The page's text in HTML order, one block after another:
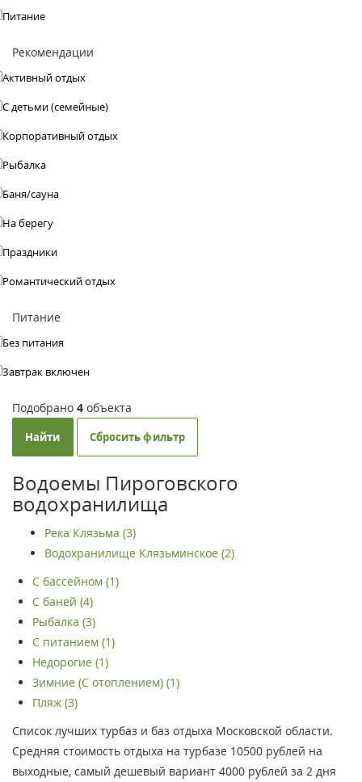
Питание
Рекомендации
Активный отдых
С детьми (семейные)
Корпоративный отдых
Рыбалка
Баня/сауна
На берегу
Праздники
Романтический отдых
Питание
Без питания
Завтрак включен
Подобрано 4 объекта
Найти Сбросить фильтр
Водоемы Пироговского
водохранилища
Река Клязьма (3)
Водохранилище Клязьминское (2)
С бассейном (1)
С баней (4)
Рыбалка (3)
С питанием (1)
Недорогие (1)
Зимние (С отоплением) (1)
Пляж (3)
Список лучших турбаз и баз отдыха Московской области.
Средняя стоимость отдыха на турбазе 10500 рублей на
выходные, самый дешевый вариант 4000 рублей за 2 дня